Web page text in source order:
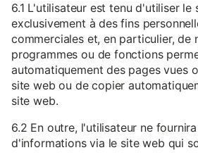
6.1 L'utilisateur est tenu d'utiliser le
exclusivement à des fins
commerciales et, en particulier, de
programmes ou de fonctions
automatiquement des pages vues
site web ou de copier
site web.
6.2 En outre, l'utilisateur ne
d'informations via le site web qui